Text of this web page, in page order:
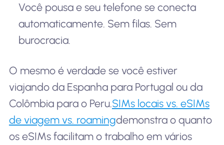
Você pousa e seu telefone se conecta
automaticamente. Sem filas. Sem
burocracia.
O mesmo é verdade se você estiver
viajando da Espanha para Portugal ou da
Colômbia para o Peru.SIMs locais vs. eSIMs
de viagem vs. roamingdemonstra o quanto
os eSIMs facilitam o trabalho em vários